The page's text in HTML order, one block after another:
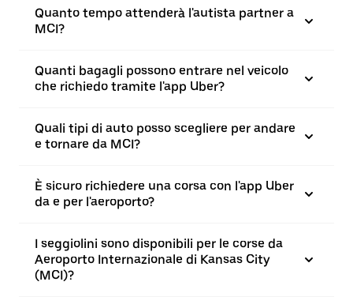
Quanto tempo attenderà l'autista partner a
MCI?
Quanti bagagli possono entrare nel veicolo
che richiedo tramite l'app Uber?
Quali tipi di auto posso scegliere per andare
e tornare da MCI?
È sicuro richiedere una corsa con l'app Uber
da e per l'aeroporto?
I seggiolini sono disponibili per le corse da
Aeroporto Internazionale di Kansas City
(MCI)?